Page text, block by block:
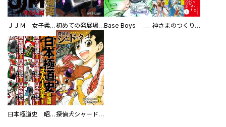
ＪＪＭ 女子柔道部物語 社会人編 初めての発展場 【白抜き修正版】 Base Boys 新装版 神さまのつくりかた。スーパー大合本
日本極道史 昭和編 スーパー大合本 探偵犬シャードック（新装版）